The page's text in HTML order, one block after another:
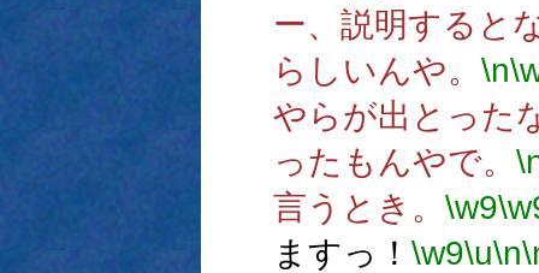
ー、説明すると
らしいんや。 \n
やらが出とった
ったもんやで。
言うとき。 \w9
ますっ！ \w9\u\n